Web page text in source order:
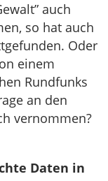
auch
so hat auch
Oder
einem
Rundfunks
an den
vernommen?
Daten in